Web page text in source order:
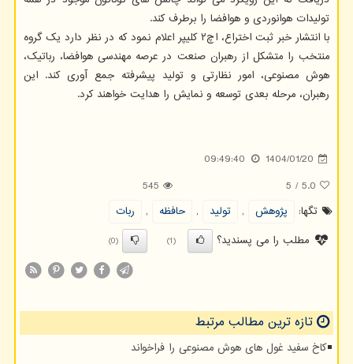
تولیدات هوانوردی و هوافضا را برطرف کند.
با انتشار خبر ثبت اختراع، اچ۲ کلیپر اعلام نمود که در نظر دارد یک گروه
منتخب را متشکل از رهبران صنعت در عرصه مهندسی هوافضا، رباتیک،
هوش مصنوعی، امور نظارتی و تولید پیشرفته جمع آوری کند. این
رهبران، مرحله بعدی توسعه و نمایش را هدایت خواهند کرد.
1404/01/20
09:49:40
5.0
/
5
545
تگها:
پژوهش , تولید , حافظه ,
ربات
مطلب را می پسندید؟
(1)
(0)
تازه ترین مطالب مرتبط
کاخ سفید غول های هوش مصنوعی را فراخواند